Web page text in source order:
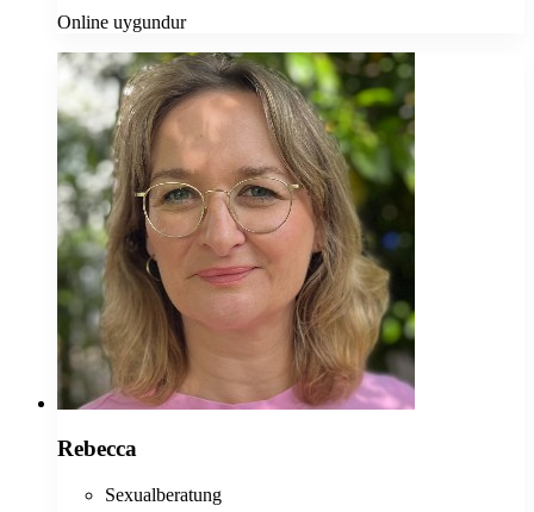
Online uygundur
Rebecca
Sexualberatung